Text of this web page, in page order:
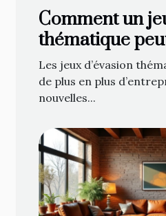
Comment un
thématique
l'esprit d'équipe
Les jeux d’évasion
de plus en plus
nouvelles...